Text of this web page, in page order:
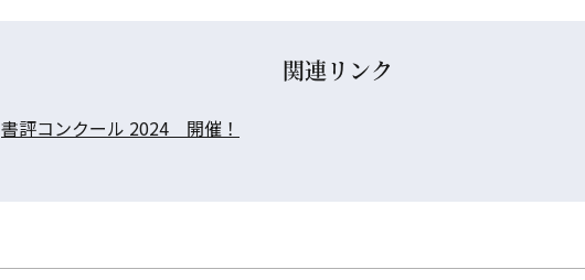
関連リンク
書評コンクール 2024 開催！